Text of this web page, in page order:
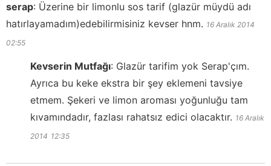
serap: Üzerine bir limonlu sos tarif (glazür müydü adı
hatırlayamadım)edebilirmisiniz kevser hnm. 16 Aralık 2014
02:55
Kevserin Mutfağı: Glazür tarifim yok Serap'çım.
Ayrıca bu keke ekstra bir şey eklemeni tavsiye
etmem. Şekeri ve limon aroması yoğunluğu tam
kıvamındadır, fazlası rahatsız edici olacaktır. 16 Aralık
2014 12:35